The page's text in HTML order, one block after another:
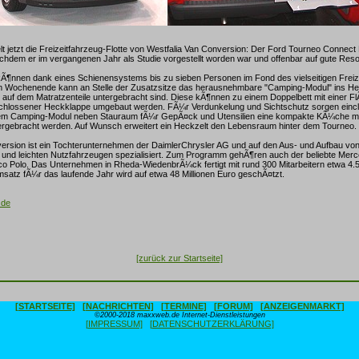
jetzt die Freizeitfahrzeug-Flotte von Westfalia Van Conversion: Der Ford Tourneo Connect
er im vergangenen Jahr als Studie vorgestellt worden war und offenbar auf gute
dank eines Schienensystems bis zu sieben Personen im Fond des vielseitigen
Wochenende kann an Stelle der Zusatzsitze das herausnehmbare "Camping-Modul" ins
dem Matratzenteile untergebracht sind. Diese kÃ¶nnen zu einem Doppelbett mit einer
Heckklappe umgebaut werden. FÃ¼r Verdunkelung und Sichtschutz sorgen
Camping-Modul neben Stauraum fÃ¼r GepÃ¤ck und Utensilien eine kompakte KÃ¼che
werden. Auf Wunsch erweitert ein Heckzelt den Lebensraum hinter dem Tourneo.
ist ein Tochterunternehmen der DaimlerChrysler AG und auf den Aus- und Aufbau von
leichten Nutzfahrzeugen spezialisiert. Zum Programm gehÃ¶ren auch der beliebte
Polo. Das Unternehmen in Rheda-WiedenbrÃ¼ck fertigt mit rund 300 Mitarbeitern etwa
fÃ¼r das laufende Jahr wird auf etwa 48 Millionen Euro geschÃ¤tzt.
[zurück zur Startseite]
[STARTSEITE] [NACHRICHTEN] [TERMINE] [FORUM] [ANZEIGENMARKT]
©2000-2018 maxxweb.de Internet-Dienstleistungen
[IMPRESSUM] [DATENSCHUTZERKLÄRUNG]